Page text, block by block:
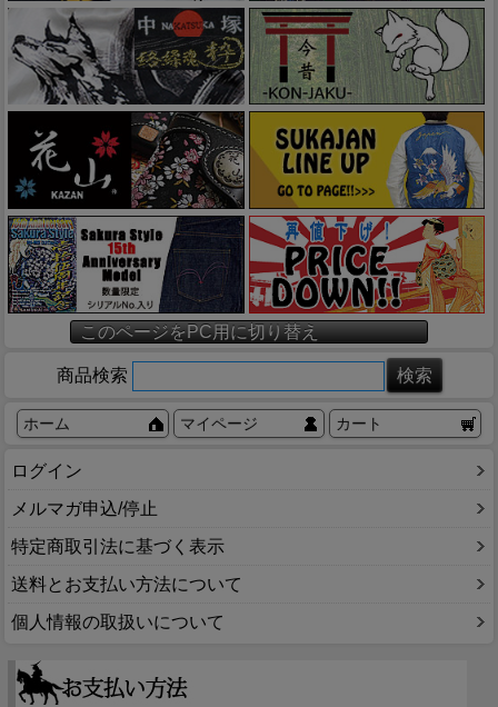
このページをPC用に切り替え
商品検索
ホーム マイページ カート
ログイン
メルマガ申込/停止
特定商取引法に基づく表示
送料とお支払い方法について
個人情報の取扱いについて